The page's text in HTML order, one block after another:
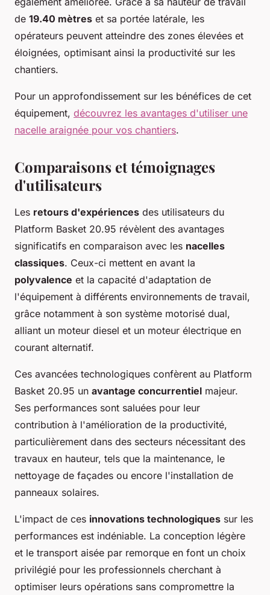
de 19.40 mètres et sa portée latérale, les
opérateurs peuvent atteindre des zones élevées et
éloignées, optimisant ainsi la productivité sur les
chantiers.
Pour un approfondissement sur les bénéfices de cet
équipement, découvrez les avantages d'utiliser une
nacelle araignée pour vos chantiers.
Comparaisons et témoignages
d'utilisateurs
Les retours d'expériences des utilisateurs du
Platform Basket 20.95 révèlent des avantages
significatifs en comparaison avec les nacelles
classiques. Ceux-ci mettent en avant la
polyvalence et la capacité d'adaptation de
l'équipement à différents environnements de travail,
grâce notamment à son système motorisé dual,
alliant un moteur diesel et un moteur électrique en
courant alternatif.
Ces avancées technologiques confèrent au Platform
Basket 20.95 un avantage concurrentiel majeur.
Ses performances sont saluées pour leur
contribution à l'amélioration de la productivité,
particulièrement dans des secteurs nécessitant des
travaux en hauteur, tels que la maintenance, le
nettoyage de façades ou encore l'installation de
panneaux solaires.
L'impact de ces innovations technologiques sur les
performances est indéniable. La conception légère
et le transport aisée par remorque en font un choix
privilégié pour les professionnels cherchant à
optimiser leurs opérations sans compromettre la